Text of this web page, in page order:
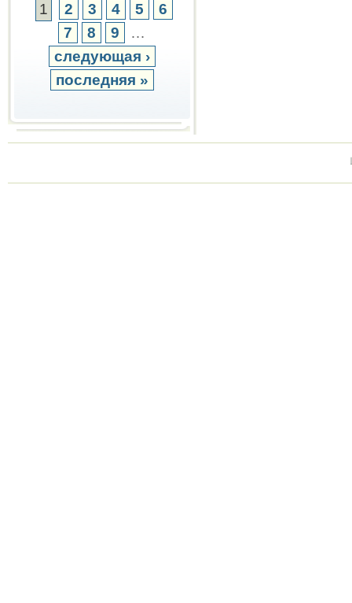
1 2 3 4 5
6
7
8 9
…
следующая ›
последняя »